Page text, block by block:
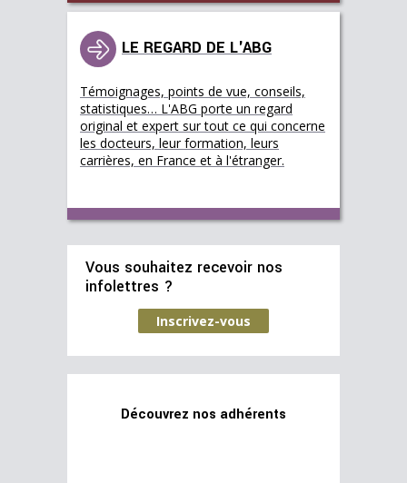
LE REGARD DE L'ABG
Témoignages, points de vue, conseils,
statistiques… L'ABG porte un regard
original et expert sur tout ce qui concerne
les docteurs, leur formation, leurs
carrières, en France et à l'étranger.
Vous souhaitez recevoir nos
infolettres ?
Inscrivez-vous
Découvrez nos adhérents